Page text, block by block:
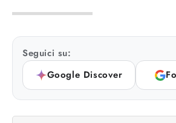
Seguici su:
Google Discover